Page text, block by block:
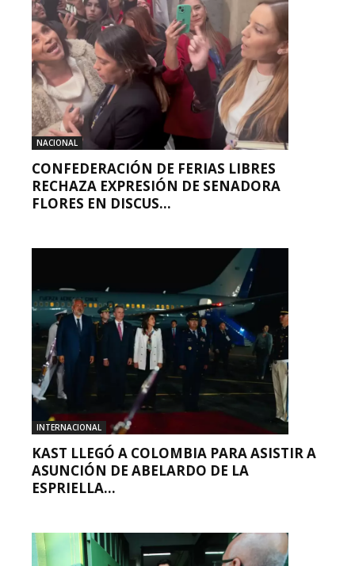
NACIONAL
CONFEDERACIÓN DE FERIAS LIBRES
RECHAZA EXPRESIÓN DE SENADORA
FLORES EN DISCUS...
INTERNACIONAL
KAST LLEGÓ A COLOMBIA PARA ASISTIR A
ASUNCIÓN DE ABELARDO DE LA
ESPRIELLA...